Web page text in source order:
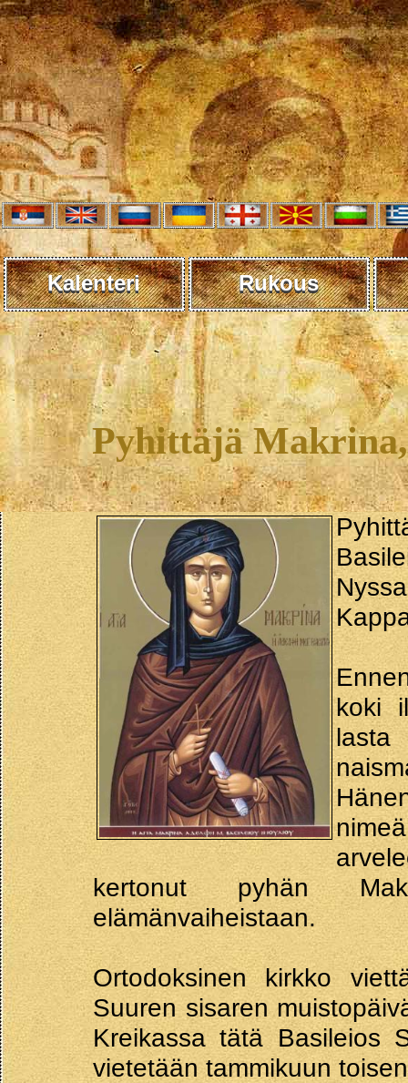
Kalenteri Rukous
Pyhittäjä Makrina,
koki
kertonut pyhän
elämänvaiheistaan.
Ortodoksinen kirkko
Suuren sisaren
Kreikassa tätä Basileios
vietetään tammikuun